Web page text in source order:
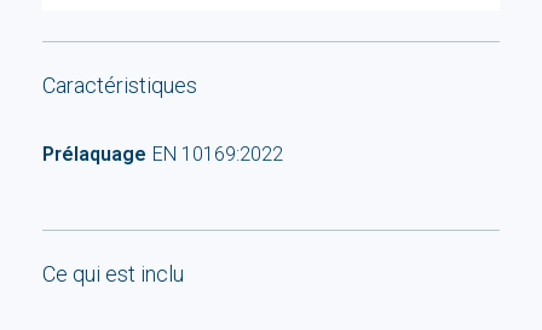
Caractéristiques
Prélaquage EN 10169:2022
Ce qui est inclu